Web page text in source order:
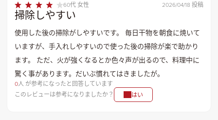
60代 女性 2026/04/18 投稿
掃除しやすい
使用した後の掃除がしやすいです。 毎日干物を朝食に焼いて
いますが、手入れしやすいので使った後の掃除が楽で助かり
ます。 ただ、火が強くなるとか色々声が出るので、料理中に
驚く事があります。だいぶ慣れてはきましたが。
0人 が参考になったと回答しています
このレビューは参考になりましたか？
はい